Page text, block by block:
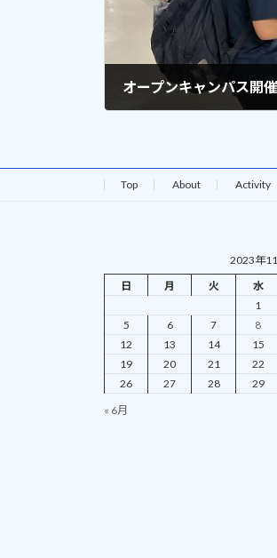
オープンキャンパス開催
Top About Activity
2023年
日
月 火 水
1
5
6 7 8
12
13 14 15
19
20 21 22
26
27 28 29
« 6月